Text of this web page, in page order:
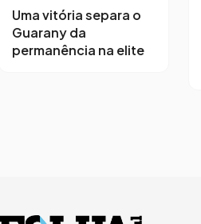
Uma vitória separa o
Guarany da
permanência na elite